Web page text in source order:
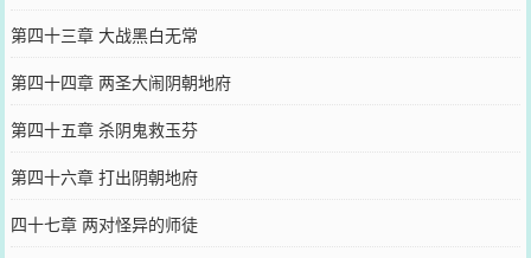
第四十三章 大战黑白无常
第四十四章 两圣大闹阴朝地府
第四十五章 杀阴鬼救玉芬
第四十六章 打出阴朝地府
四十七章 两对怪异的师徒